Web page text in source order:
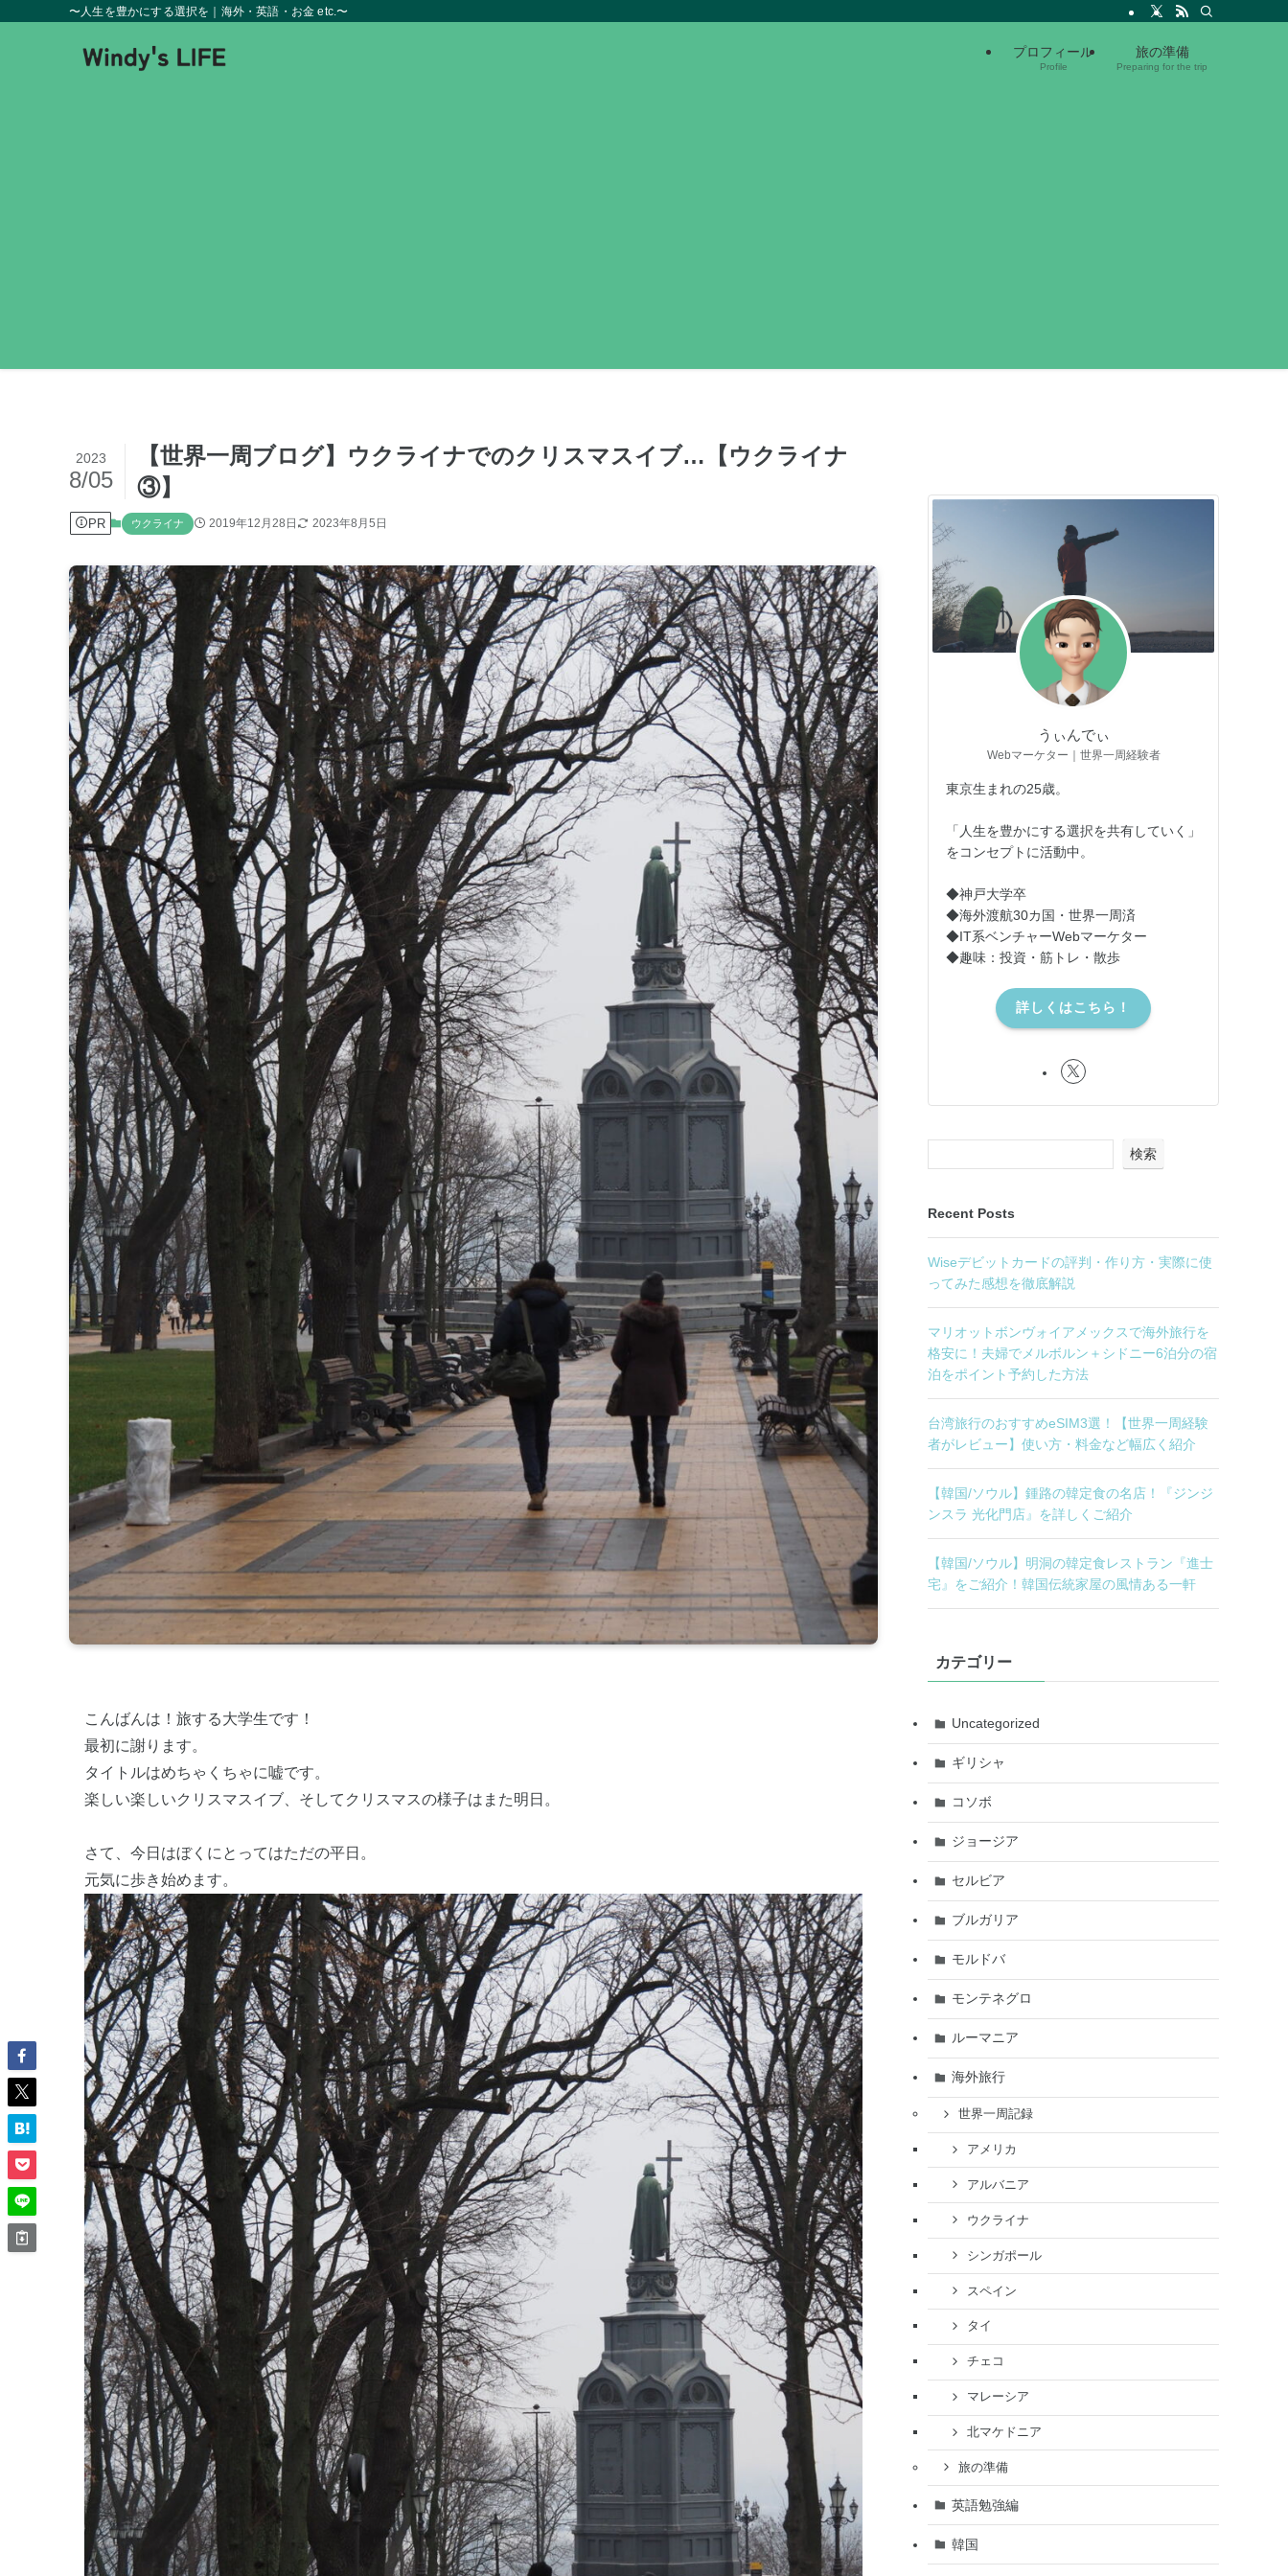
〜人生を豊かにする選択を｜海外・英語・お金 etc.〜
プロフィール
Profile
旅の準備
Preparing for the trip
【世界一周ブログ】ウクライナでのクリスマスイブ…【ウクライナ
③】
2023
8/05
PR ウクライナ 2019年12月28日 2023年8月5日
こんばんは！旅する大学生です！
最初に謝ります。
タイトルはめちゃくちゃに嘘です。
楽しい楽しいクリスマスイブ、そしてクリスマスの様子はまた明日。
さて、今日はぼくにとってはただの平日。
元気に歩き始めます。
うぃんでぃ
Webマーケター｜世界一周経験者
東京生まれの25歳。
「人生を豊かにする選択を共有していく」
をコンセプトに活動中。
◆神戸大学卒
◆海外渡航30カ国・世界一周済
◆IT系ベンチャーWebマーケター
◆趣味：投資・筋トレ・散歩
詳しくはこちら！
検索
Recent Posts
Wiseデビットカードの評判・作り方・実際に使
ってみた感想を徹底解説
マリオットボンヴォイアメックスで海外旅行を
格安に！夫婦でメルボルン＋シドニー6泊分の宿
泊をポイント予約した方法
台湾旅行のおすすめeSIM3選！【世界一周経験
者がレビュー】使い方・料金など幅広く紹介
【韓国/ソウル】鍾路の韓定食の名店！『ジンジ
ンスラ 光化門店』を詳しくご紹介
【韓国/ソウル】明洞の韓定食レストラン『進士
宅』をご紹介！韓国伝統家屋の風情ある一軒
カテゴリー
Uncategorized
ギリシャ
コソボ
ジョージア
セルビア
ブルガリア
モルドバ
モンテネグロ
ルーマニア
海外旅行
世界一周記録
アメリカ
アルバニア
ウクライナ
シンガポール
スペイン
タイ
チェコ
マレーシア
北マケドニア
旅の準備
英語勉強編
韓国